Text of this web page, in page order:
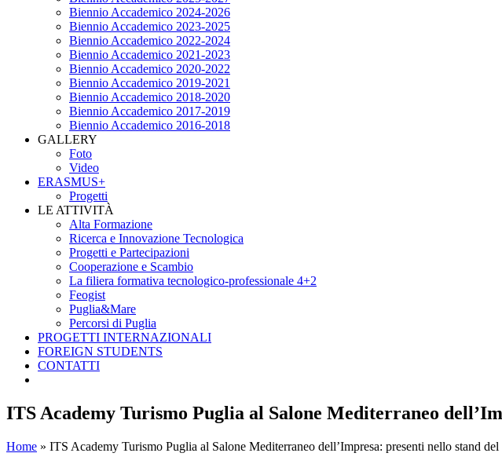
Biennio Accademico 2024-2026
Biennio Accademico 2023-2025
Biennio Accademico 2022-2024
Biennio Accademico 2021-2023
Biennio Accademico 2020-2022
Biennio Accademico 2019-2021
Biennio Accademico 2018-2020
Biennio Accademico 2017-2019
Biennio Accademico 2016-2018
GALLERY
Foto
Video
ERASMUS+
Progetti
LE ATTIVITÀ
Alta Formazione
Ricerca e Innovazione Tecnologica
Progetti e Partecipazioni
Cooperazione e Scambio
La filiera formativa tecnologico-professionale 4+2
Feogist
Puglia&Mare
Percorsi di Puglia
PROGETTI INTERNAZIONALI
FOREIGN STUDENTS
CONTATTI
ITS Academy Turismo Puglia al Salone Mediterraneo
Home » ITS Academy Turismo Puglia al Salone Mediterraneo dell’Impresa: presenti nello stand del